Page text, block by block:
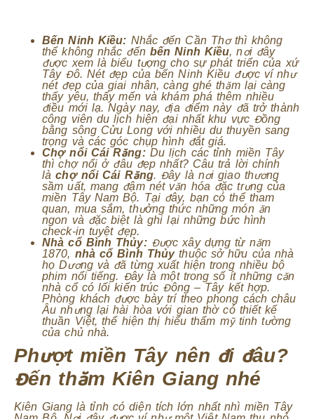
Bến Ninh Kiều: Nhắc đến Cần Thơ thì không
thể không nhắc đến bến Ninh Kiều, nơi đây
được xem là biểu tượng cho sự phát triển của xứ
Tây Đô. Nét đẹp của bến Ninh Kiều được ví như
nét đẹp của giai nhân, càng ghé thăm lại càng
thấy yêu, thấy mến và khám phá thêm nhiều
điều mới lạ. Ngày nay, địa điểm này đã trở thành
công viên du lịch hiện đại nhất khu vực Đồng
bằng sông Cửu Long với nhiều du thuyền sang
trọng và các góc chụp hình đắt giá.
Chợ nổi Cái Răng:Du lịch các tỉnh miền Tây
thì chợ nổi ở đâu đẹp nhất? Câu trả lời chính
làchợ nổi Cái Răng. Đây là nơi giao thương
sầm uất, mang đậm nét văn hóa đặc trưng của
miền Tây Nam Bộ. Tại đây, bạn có thể tham
quan, mua sắm, thưởng thức những món ăn
ngon và đặc biệt là ghi lại những bức hình
check-in tuyệt đẹp.
Nhà cổ Bình Thủy: Được xây dựng từ năm
1870, nhà cổ Bình Thủythuộc sở hữu của nhà
họ Dương và đã từng xuất hiện trong nhiều bộ
phim nổi tiếng. Đây là một trong số ít những căn
nhà cổ có lối kiến trúc Đông – Tây kết hợp.
Phòng khách được bày trí theo phong cách châu
Âu nhưng lại hài hòa với gian thờ có thiết kế
thuần Việt, thể hiện thị hiếu thẩm mỹ tinh tường
của chủ nhà.
Phượt miền Tây nên đi đâu?
Đến thăm Kiên Giang nhé
Kiên Giang là tỉnh có diện tích lớn nhất nhì miền Tây